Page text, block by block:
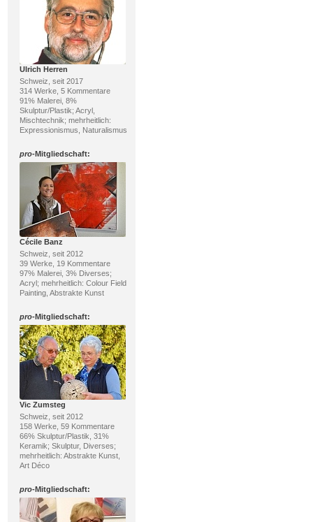
Ulrich Herren
Schweiz, seit 2017
314 Werke, 5 Kommentare
91% Malerei, 8%
Skulptur/Plastik; Acryl,
Mischtechnik; mehrheitlich:
Expressionismus, Naturalismus
pro-Mitgliedschaft:
Cécile Banz
Schweiz, seit 2012
39 Werke, 19 Kommentare
97% Malerei, 3% Diverses;
Acryl; mehrheitlich: Colour Field
Painting, Abstrakte Kunst
pro-Mitgliedschaft:
Vic Zumsteg
Schweiz, seit 2012
158 Werke, 59 Kommentare
66% Skulptur/Plastik, 31%
Keramik; Skulptur, Diverses;
mehrheitlich: Abstrakte Kunst,
Art Déco
pro-Mitgliedschaft: